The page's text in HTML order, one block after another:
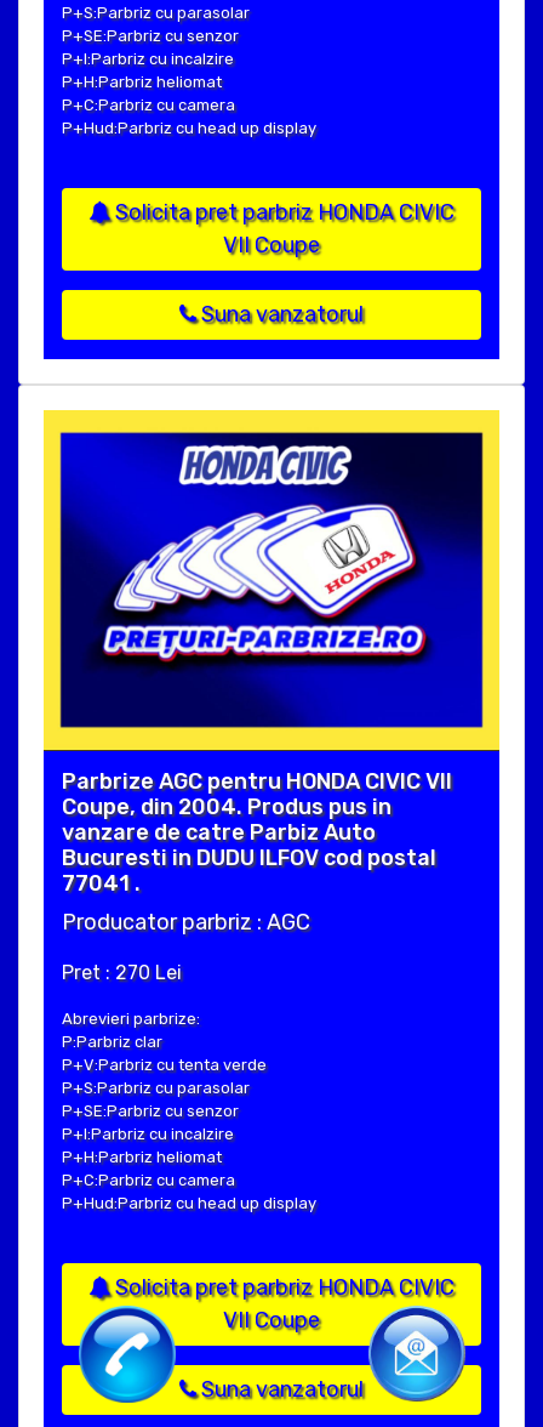
P+S:Parbriz cu parasolar
P+SE:Parbriz cu senzor
P+I:Parbriz cu incalzire
P+H:Parbriz heliomat
P+C:Parbriz cu camera
P+Hud:Parbriz cu head up display
Solicita pret parbriz HONDA CIVIC
VII Coupe
Suna vanzatorul
Parbrize AGC pentru HONDA CIVIC VII
Coupe, din 2004. Produs pus in
vanzare de catre Parbiz Auto
Bucuresti in DUDU ILFOV cod postal
77041 .
Producator parbriz : AGC
Pret : 270 Lei
Abrevieri parbrize:
P:Parbriz clar
P+V:Parbriz cu tenta verde
P+S:Parbriz cu parasolar
P+SE:Parbriz cu senzor
P+I:Parbriz cu incalzire
P+H:Parbriz heliomat
P+C:Parbriz cu camera
P+Hud:Parbriz cu head up display
Solicita pret parbriz HONDA CIVIC
VII Coupe
Suna vanzatorul